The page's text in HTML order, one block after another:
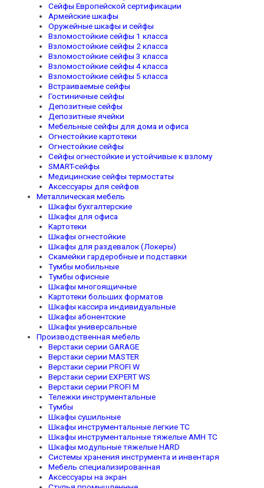
Сейфы Европейской сертификации
Армейские шкафы
Оружейные шкафы и сейфы
Взломостойкие сейфы 1 класса
Взломостойкие сейфы 2 класса
Взломостойкие сейфы 3 класса
Взломостойкие сейфы 4 класса
Взломостойкие сейфы 5 класса
Встраиваемые сейфы
Гостиничные сейфы
Депозитные сейфы
Депозитные ячейки
Мебельные сейфы для дома и офиса
Огнестойкие картотеки
Огнестойкие сейфы
Сейфы огнестойкие и устойчивые к взлому
SMART-сейфы
Медицинские сейфы термостаты
Аксессуары для сейфов
Металлическая мебель
Шкафы бухгалтерские
Шкафы для офиса
Картотеки
Шкафы огнестойкие
Шкафы для раздевалок (Локеры)
Скамейки гардеробные и подставки
Тумбы мобильные
Тумбы офисные
Шкафы многоящичные
Картотеки больших форматов
Шкафы кассира индивидуальные
Шкафы абонентские
Шкафы универсальные
Производственная мебель
Верстаки серии GARAGE
Верстаки серии MASTER
Верстаки серии PROFI W
Верстаки серии EXPERT WS
Верстаки серии PROFI M
Тележки инструментальные
Тумбы
Шкафы сушильные
Шкафы инструментальные легкие TC
Шкафы инструментальные тяжелые AMH TC
Шкафы модульные тяжелые HARD
Системы хранения инструмента и инвентаря
Мебель специализированная
Аксессуары на экран